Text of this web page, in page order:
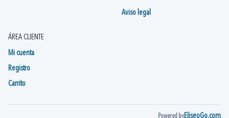
Aviso legal
ÁREA CLIENTE
Mi cuenta
Registro
Carrito
Powered byEliseoGo.com